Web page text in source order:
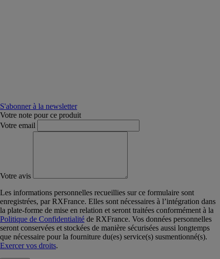
S'abonner à la newsletter
Votre note pour ce produit
Votre email
Votre avis
Les informations personnelles recueillies sur ce formulaire sont
enregistrées, par RXFrance. Elles sont nécessaires à l’intégration dans
la plate-forme de mise en relation et seront traitées conformément à la
Politique de Confidentialité de RXFrance. Vos données personnelles
seront conservées et stockées de manière sécurisées aussi longtemps
que nécessaire pour la fourniture du(es) service(s) susmentionné(s).
Exercer vos droits.